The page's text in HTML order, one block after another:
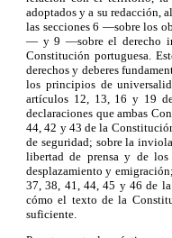
adoptados y a su redacción,
las secciones 6 —sobre los
— y 9 —sobre el derecho
Constitución portuguesa.
derechos y deberes
los principios de
artículos 12, 13, 16 y 19
declaraciones que ambas
44, 42 y 43 de la
de seguridad; sobre la
libertad de prensa y de
desplazamiento y
37, 38, 41, 44, 45 y 46 de
cómo el texto de la
suficiente.